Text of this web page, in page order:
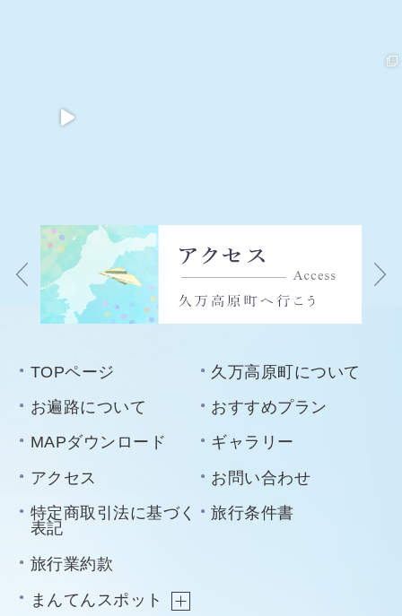
TOPページ
久万高原町について
お遍路について
おすすめプラン
MAPダウンロード
ギャラリー
アクセス
お問い合わせ
特定商取引法に基づく
表記
旅行条件書
旅行業約款
まんてんスポット